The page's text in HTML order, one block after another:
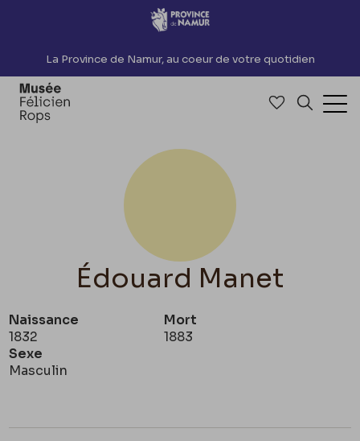
Accèder directement au contenu
La Province de Namur, au coeur de votre quotidien
Accéder à
Édouard Manet
Naissance
1832
Mort
1883
Sexe
Masculin